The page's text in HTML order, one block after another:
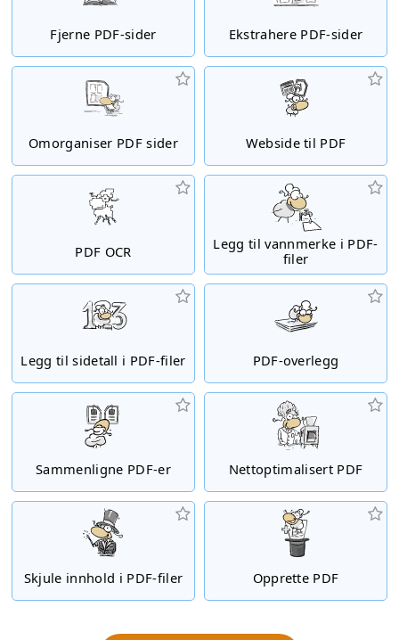
Fjerne PDF-sider Ekstrahere PDF-sider
Omorganiser PDF sider Webside til PDF
PDF OCR
Legg til vannmerke i PDF-
filer
Legg til sidetall i PDF-filer PDF-overlegg
Sammenligne PDF-er Nettoptimalisert PDF
Skjule innhold i PDF-filer Opprette PDF